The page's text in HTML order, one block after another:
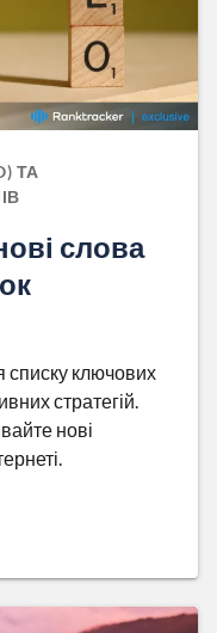
ТА
слова
списку ключових
стратегій.
нові